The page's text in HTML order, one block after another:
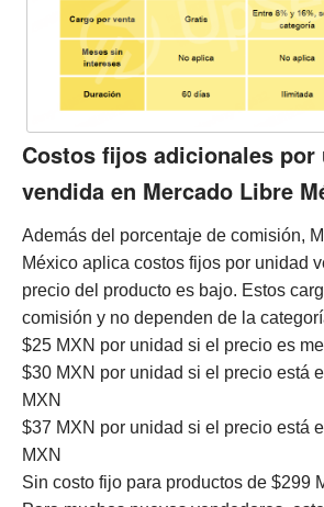
Costos fijos adicionales por
vendida en Mercado Libre
Además del porcentaje de comisión,
México aplica costos fijos por unidad
precio del producto es bajo. Estos
comisión y no dependen de la
$25 MXN por unidad si el precio es
$30 MXN por unidad si el precio está
MXN
$37 MXN por unidad si el precio está
MXN
Sin costo fijo para productos de $299